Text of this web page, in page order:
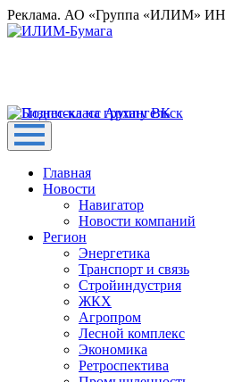
Реклама. АО «Группа «ИЛИМ»
Главная
Новости
Навигатор
Новости компаний
Регион
Энергетика
Транспорт и связь
Стройиндустрия
ЖКХ
Агропром
Лесной комплекс
Экономика
Ретроспектива